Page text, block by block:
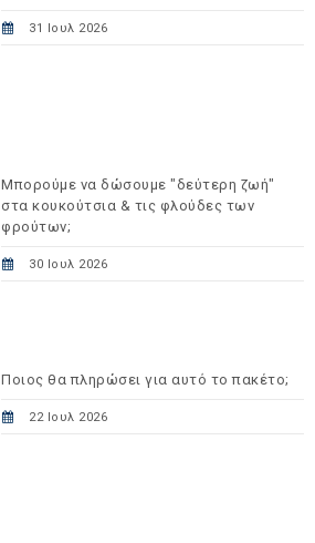
31 Ιουλ 2026
Μπορούμε να δώσουμε "δεύτερη ζωή"
στα κουκούτσια & τις φλούδες των
φρούτων;
30 Ιουλ 2026
Ποιος θα πληρώσει για αυτό το πακέτο;
22 Ιουλ 2026